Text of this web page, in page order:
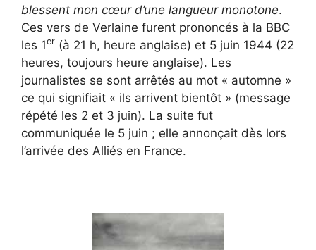
blessent mon cœur d’une langueur monotone.
Ces vers de Verlaine furent prononcés à la BBC
les 1er (à 21 h, heure anglaise) et 5 juin 1944 (22
heures, toujours heure anglaise). Les
journalistes se sont arrêtés au mot « automne »
ce qui signifiait « ils arrivent bientôt » (message
répété les 2 et 3 juin). La suite fut
communiquée le 5 juin ; elle annonçait dès lors
l’arrivée des Alliés en France.